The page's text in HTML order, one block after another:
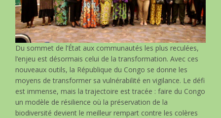
Du sommet de l’État aux communautés les plus reculées,
l’enjeu est désormais celui de la transformation. Avec ces
nouveaux outils, la République du Congo se donne les
moyens de transformer sa vulnérabilité en vigilance. Le défi
est immense, mais la trajectoire est tracée : faire du Congo
un modèle de résilience où la préservation de la
biodiversité devient le meilleur rempart contre les colères